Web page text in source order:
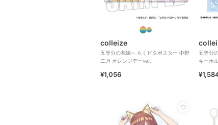
colleize
五等分の花嫁∽_らくピタポスター 中野
二乃 オレンジデーver.
¥1,056
五等分
キーホ